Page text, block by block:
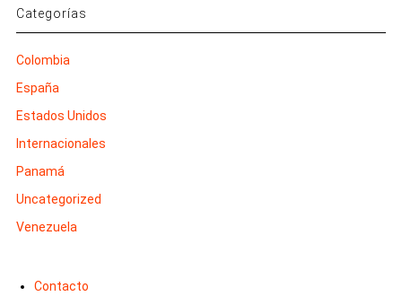
Categorías
Colombia
España
Estados Unidos
Internacionales
Panamá
Uncategorized
Venezuela
Contacto